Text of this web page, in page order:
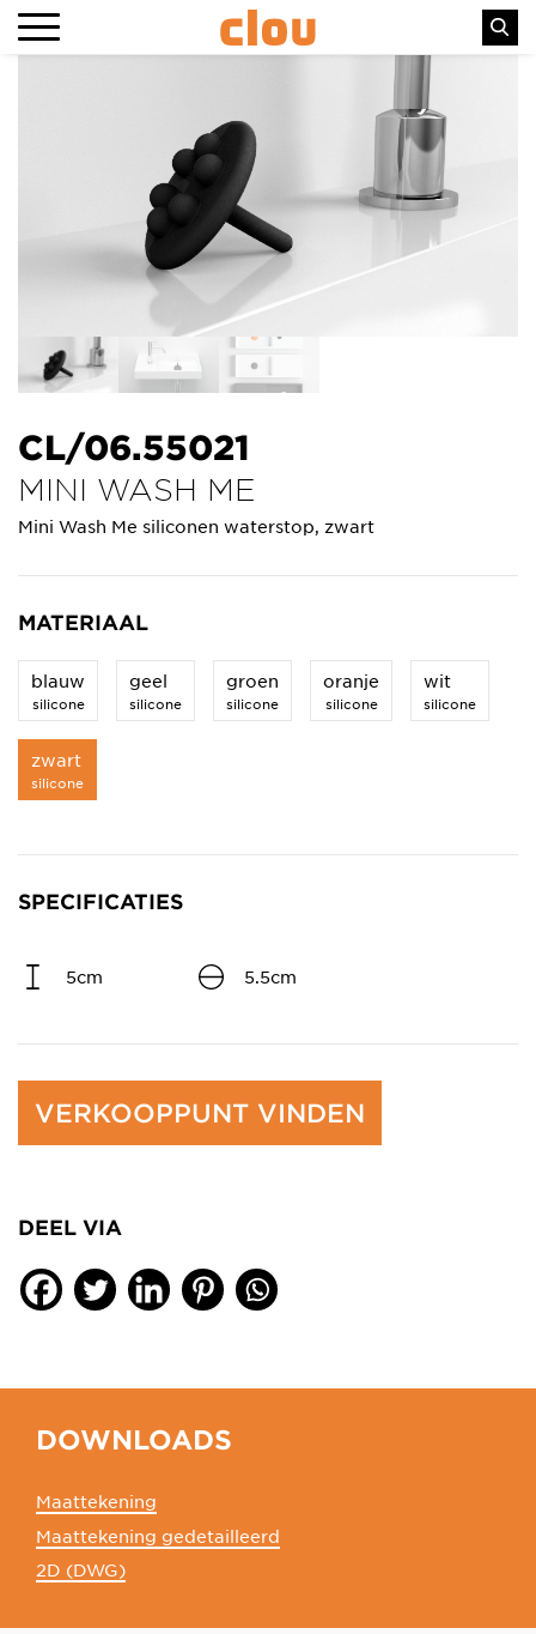
CL/06.55021
MINI WASH ME
Mini Wash Me siliconen waterstop, zwart
MATERIAAL
blauw
silicone
geel
silicone
groen
silicone
oranje
silicone
wit
silicone
zwart
silicone
SPECIFICATIES
5cm 5.5cm
VERKOOPPUNT VINDEN
DEEL VIA
DOWNLOADS
Maattekening
Maattekening gedetailleerd
2D (DWG)